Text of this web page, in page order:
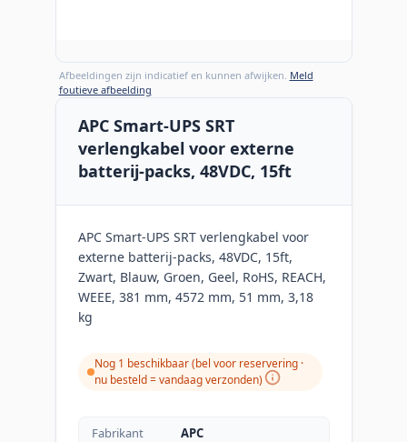
Afbeeldingen zijn indicatief en kunnen afwijken. Meld
foutieve afbeelding
APC Smart-UPS SRT
verlengkabel voor externe
batterij-packs, 48VDC, 15ft
APC Smart-UPS SRT verlengkabel voor
externe batterij-packs, 48VDC, 15ft,
Zwart, Blauw, Groen, Geel, RoHS, REACH,
WEEE, 381 mm, 4572 mm, 51 mm, 3,18
kg
Nog 1 beschikbaar (bel voor reservering ·
nu besteld = vandaag verzonden)
Fabrikant
APC